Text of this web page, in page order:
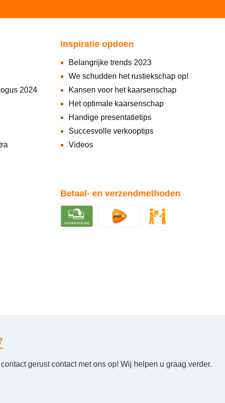
2024
Inspiratie opdoen
Belangrijke trends 2023
We schudden het rustiekschap op!
Kansen voor het kaarsenschap
Het optimale kaarsenschap
Handige presentatietips
Succesvolle verkooptips
Videos
Betaal- en verzendmethoden
gerust contact met ons op! Wij helpen u graag verder.